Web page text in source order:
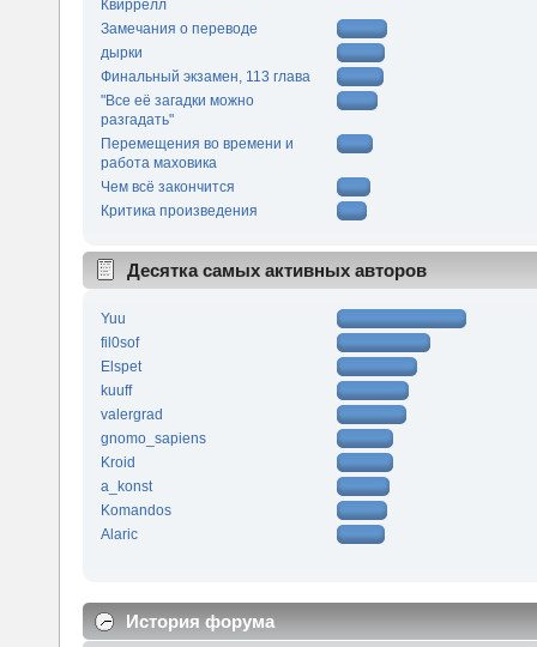
Квиррелл
Замечания о переводе
дырки
Финальный экзамен, 113 глава
"Все её загадки можно
разгадать"
Перемещения во времени и
работа маховика
Чем всё закончится
Критика произведения
Десятка самых активных авторов
Yuu
fil0sof
Elspet
kuuff
valergrad
gnomo_sapiens
Kroid
a_konst
Komandos
Alaric
История форума